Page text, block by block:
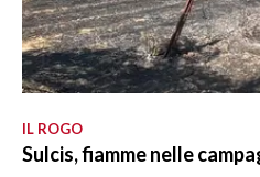
IL ROGO
Sulcis, fiamme nelle